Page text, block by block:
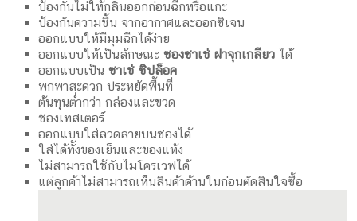
ป้องกันไม่ให้กลิ่นออกก่อนฉีกหรือแกะ
ป้องกันความชื้น จากอากาศและออกซิเจน
ออกแบบให้มีมุมฉีกได้ง่าย
ออกแบบให้เป็นลักษณะซองซาเช่ ฝาจุกเกลียว ได้
ออกแบบเป็นซาเช่ ซิปล็อค
พกพาสะดวก ประหยัดพื้นที่
ต้นทุนต่ำกว่า กล่องและขวด
ซองเทสเตอร์
ออกแบบใส่ลวดลายบนซองได้
ใส่ได้ทั้งของเย็นและของแห้ง
ไม่สามารถใช้กับไมโครเวฟได้
แต่ลูกค้าไม่สามารถเห็นสินค้าด้านในก่อนตัดสินใจซื้อ